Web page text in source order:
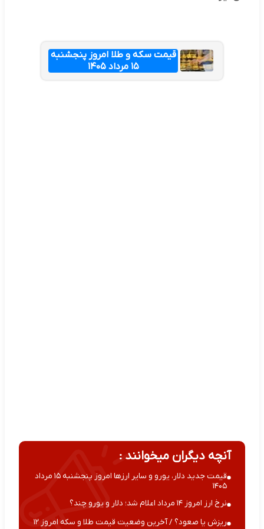
قیمت سکه و طلا امروز پنجشنبه
۱۵ مرداد ۱۴۰۵
آنچه دیگران میخوانند :
قیمت جدید دلار، یورو و سایر ارزها امروز پنجشنبه ۱۵ مرداد
۱۴۰۵
نرخ ارز امروز ۱۴ مرداد اعلام شد؛ دلار و یورو چند؟
ریزش یا صعود؟ / آخرین وضعیت قیمت طلا و سکه امروز ۱۲